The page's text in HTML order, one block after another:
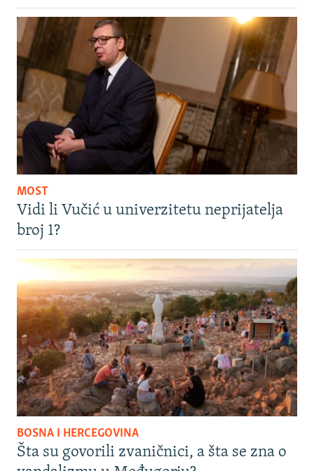
MOST
Vidi li Vučić u univerzitetu neprijatelja
broj 1?
BOSNA I HERCEGOVINA
Šta su govorili zvaničnici, a šta se zna o